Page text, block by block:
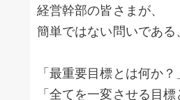
経営幹部の皆さまが、
簡単ではない問いである
「最重要目標とは何か？
「全てを一変させる目標